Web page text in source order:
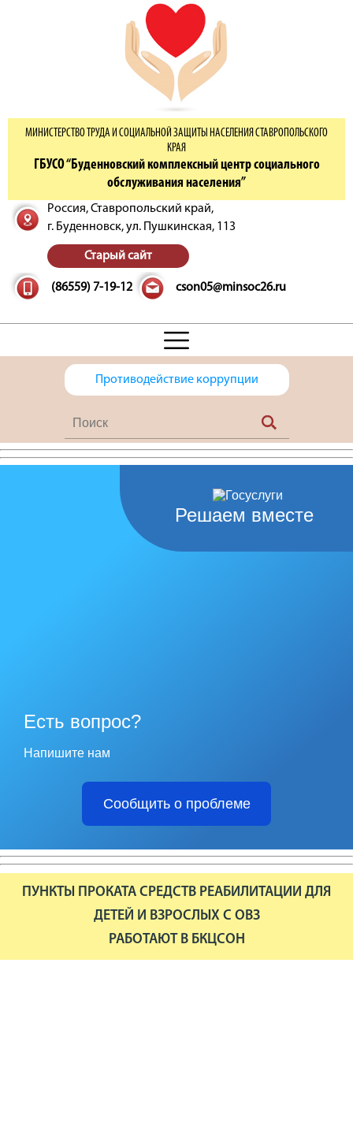
МИНИСТЕРСТВО ТРУДА И СОЦИАЛЬНОЙ ЗАЩИТЫ НАСЕЛЕНИЯ СТАВРОПОЛЬСКОГО
КРАЯ
ГБУСО “Буденновский комплексный центр социального
обслуживания населения”
Россия, Ставропольский край,
г. Буденновск,ул. Пушкинская, 113
Старый сайт
(86559) 7-19-12 cson05@minsoc26.ru
Противодействие коррупции
Решаем вместе
Есть вопрос?
Напишите нам
Сообщить о проблеме
ПУНКТЫ ПРОКАТА СРЕДСТВ РЕАБИЛИТАЦИИ ДЛЯ
ДЕТЕЙ И ВЗРОСЛЫХ С ОВЗ
РАБОТАЮТ В БКЦСОН